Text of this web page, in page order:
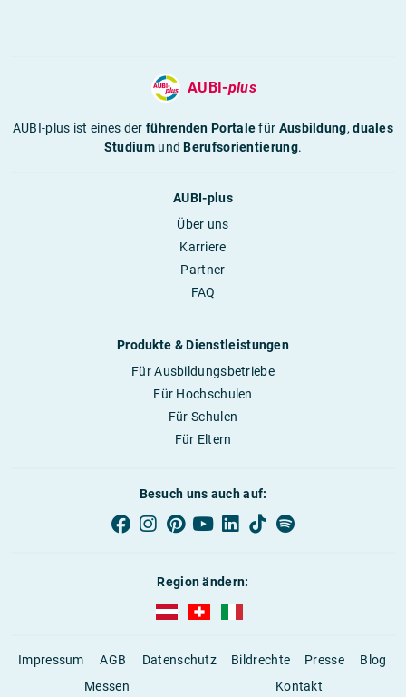
AUBI-plus
AUBI-plus ist eines derführenden Portalefür Ausbildung,duales
StudiumundBerufsorientierung.
AUBI-plus
Über uns
Karriere
Partner
FAQ
Produkte & Dienstleistungen
Für Ausbildungsbetriebe
Für Hochschulen
Für Schulen
Für Eltern
Besuch uns auch auf:
Region ändern:
AUBI-plus Österreich (deutsch)
AUBI-plus Schweiz (deutsch)
AUBI-plus Italien (deutsch)
Impressum AGB Datenschutz Bildrechte Presse
Blog
Messen
Kontakt